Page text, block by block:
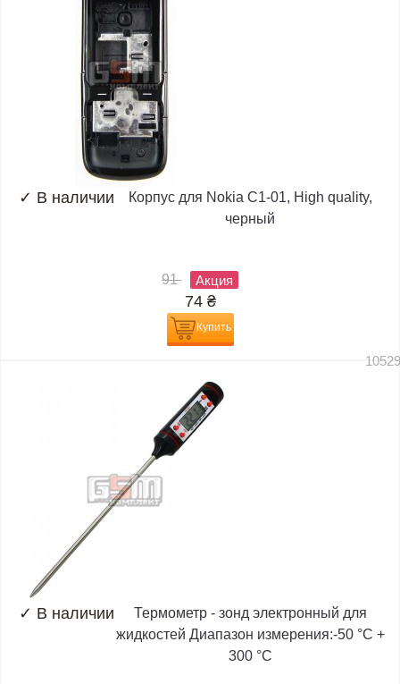
✓ В наличии
Корпус для Nokia C1-01, High quality,
черный
91 Акция
74 ₴
Купить
✓ В наличии
Термометр - зонд электронный для
жидкостей Диапазон измерения:-50 °C +
300 °C